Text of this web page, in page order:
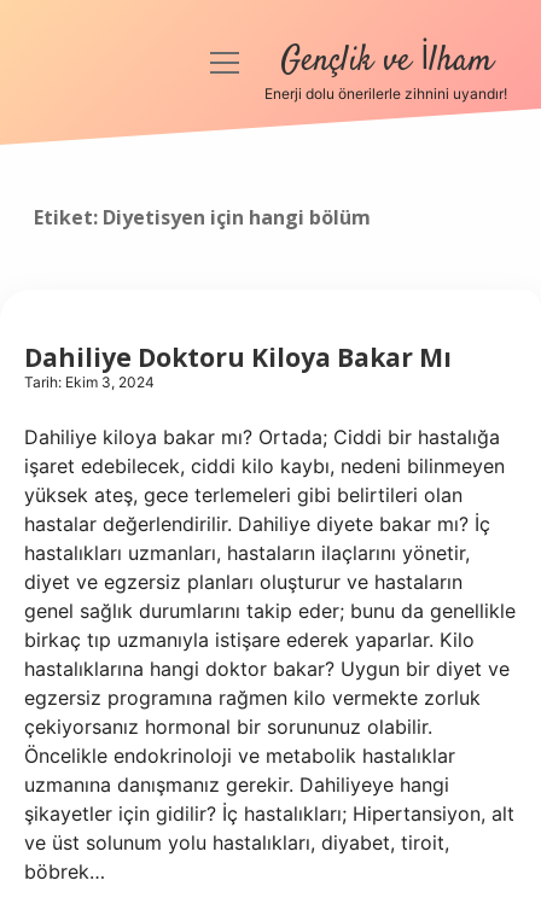
Anasayfa
menüyüGençlik ve İlham
Enerji dolu önerilerle zihnini uyandır!
Etiket: Diyetisyen için hangi bölüm
Dahiliye Doktoru Kiloya Bakar Mı
Tarih: Ekim 3, 2024
Dahiliye kiloya bakar mı? Ortada; Ciddi bir hastalığa
işaret edebilecek, ciddi kilo kaybı, nedeni bilinmeyen
yüksek ateş, gece terlemeleri gibi belirtileri olan
hastalar değerlendirilir. Dahiliye diyete bakar mı? İç
hastalıkları uzmanları, hastaların ilaçlarını yönetir,
diyet ve egzersiz planları oluşturur ve hastaların
genel sağlık durumlarını takip eder; bunu da genellikle
birkaç tıp uzmanıyla istişare ederek yaparlar. Kilo
hastalıklarına hangi doktor bakar? Uygun bir diyet ve
egzersiz programına rağmen kilo vermekte zorluk
çekiyorsanız hormonal bir sorununuz olabilir.
Öncelikle endokrinoloji ve metabolik hastalıklar
uzmanına danışmanız gerekir. Dahiliyeye hangi
şikayetler için gidilir? İç hastalıkları; Hipertansiyon, alt
ve üst solunum yolu hastalıkları, diyabet, tiroit,
böbrek…